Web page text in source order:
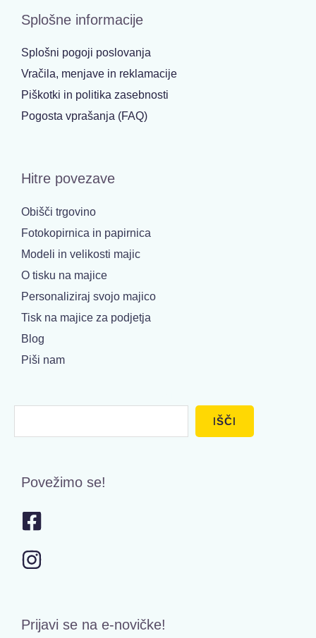
Splošne informacije
Splošni pogoji poslovanja
Vračila, menjave in reklamacije
Piškotki in politika zasebnosti
Pogosta vprašanja (FAQ)
Hitre povezave
Obišči trgovino
Fotokopirnica in papirnica
Modeli in velikosti majic
O tisku na majice
Personaliziraj svojo majico
Tisk na majice za podjetja
Blog
Piši nam
IŠČI
Povežimo se!
Prijavi se na e-novičke!